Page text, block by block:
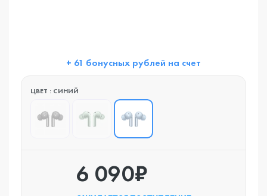
+ 61 бонусных рублей на счет
ЦВЕТ : СИНИЙ
6 090₽